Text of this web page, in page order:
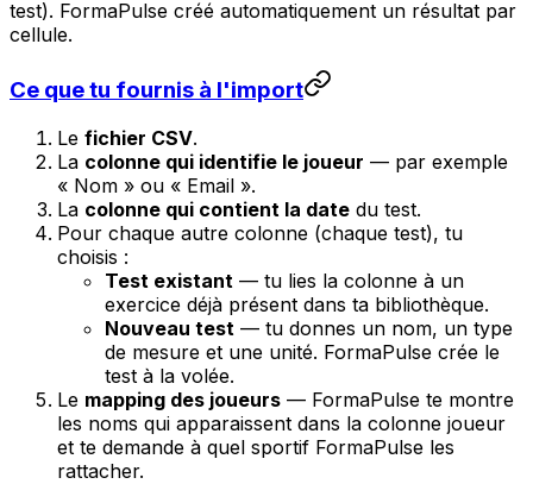
test). FormaPulse créé automatiquement un résultat par
cellule.
Ce que tu fournis à l'import
Le fichier CSV.
La colonne qui identifie le joueur — par exemple
« Nom » ou « Email ».
La colonne qui contient la date du test.
Pour chaque autre colonne (chaque test), tu
choisis :
Test existant — tu lies la colonne à un
exercice déjà présent dans ta bibliothèque.
Nouveau test — tu donnes un nom, un type
de mesure et une unité. FormaPulse crée le
test à la volée.
Le mapping des joueurs — FormaPulse te montre
les noms qui apparaissent dans la colonne joueur
et te demande à quel sportif FormaPulse les
rattacher.